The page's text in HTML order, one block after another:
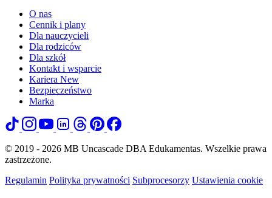
O nas
Cennik i plany
Dla nauczycieli
Dla rodziców
Dla szkół
Kontakt i wsparcie
Kariera New
Bezpieczeństwo
Marka
© 2019 - 2026 MB Uncascade DBA Edukamentas. Wszelkie prawa
zastrzeżone.
Regulamin Polityka prywatności Subprocesorzy Ustawienia cookie